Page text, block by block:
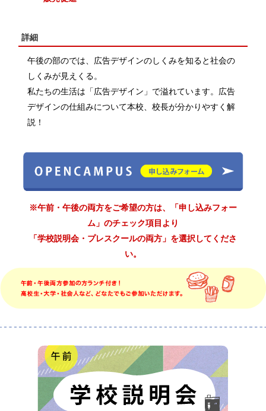
詳細
午後の部のでは、広告デザインのしくみを知ると社会の
しくみが見えくる。
私たちの生活は「広告デザイン」で溢れています。広告
デザインの仕組みについて本校、校長が分かりやすく解
説！
※午前・午後の両方をご希望の方は、「申し込みフォー
ム」のチェック項目より
「学校説明会・プレスクールの両方」を選択してくださ
い。